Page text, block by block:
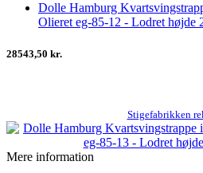
Dolle Hamburg
Olieret eg-85-12 - Lodret højde
28543,50 kr.
Stigefabrikken
Mere information